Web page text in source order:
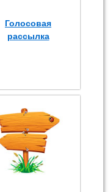
Голосовая
рассылка